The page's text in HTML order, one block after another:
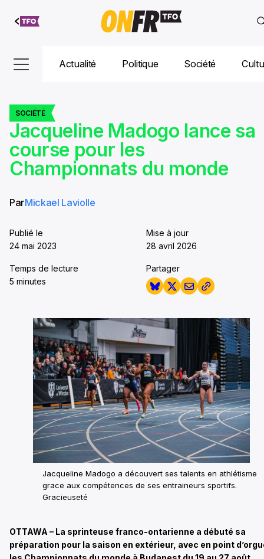
Aller au
contenu
Actualité Politique Société
SOCIÉTÉ
Jacqueline Madogo lance sa
course pour les
Championnats du monde
ParMickael Laviolle
Publié le
24 mai 2023
Mise à jour
28 avril 2026
Temps de lecture
5 minutes
Partager
Jacqueline Madogo a découvert ses talents en athlétisme
grace aux compétences de ses entraineurs sportifs.
Gracieuseté
OTTAWA – La sprinteuse franco-ontarienne a débuté sa
préparation pour la saison en extérieur, avec en point